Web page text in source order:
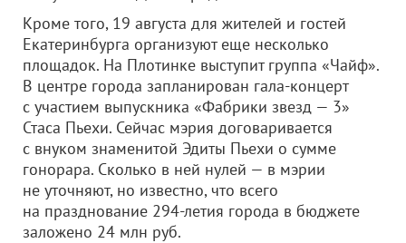
Кроме того, 19 августа для жителей и гостей
Екатеринбурга организуют еще несколько
площадок. На Плотинке выступит группа «Чайф».
В центре города запланирован гала-концерт
с участием выпускника «Фабрики звезд — 3»
Стаса Пьехи. Сейчас мэрия договаривается
с внуком знаменитой Эдиты Пьехи о сумме
гонорара. Сколько в ней нулей — в мэрии
не уточняют, но известно, что всего
на празднование 294-летия города в бюджете
заложено 24 млн руб.